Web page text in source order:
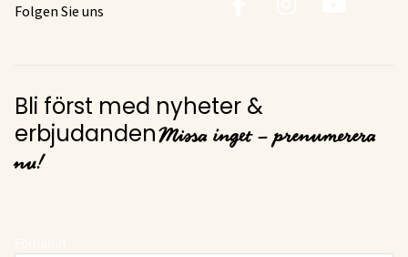
Folgen Sie uns
Bli först med nyheter &
erbjudanden Missa inget – prenumerera
nu!